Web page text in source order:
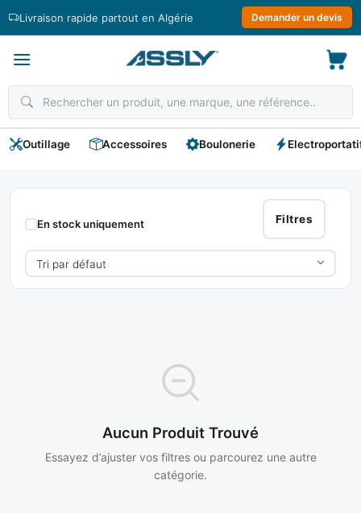
Livraison rapide partout en Algérie Demander un devis
Outillage Accessoires Boulonerie
FIMER
Filtres
En stock uniquement
Aucun Produit Trouvé
Essayez d’ajuster vos filtres ou parcourez une autre
catégorie.